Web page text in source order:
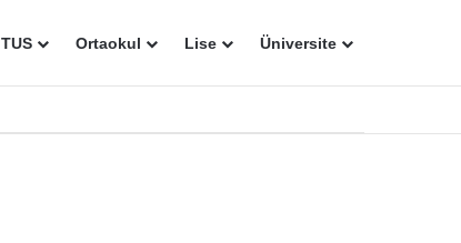
TUS Ortaokul Lise Üniversite